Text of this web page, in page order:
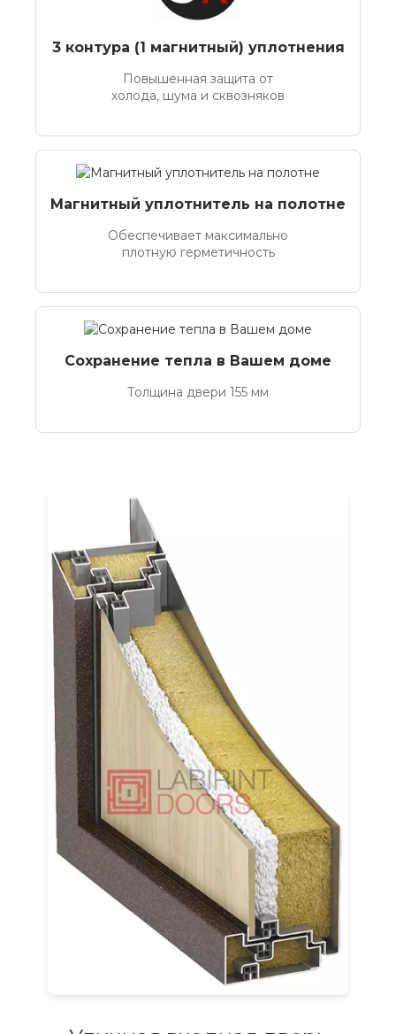
3 контура (1 магнитный) уплотнения
Повышенная защита от
холода, шума и сквозняков
Магнитный уплотнитель на полотне
Обеспечивает максимально
плотную герметичность
Сохранение тепла в Вашем доме
Толщина двери 155 мм